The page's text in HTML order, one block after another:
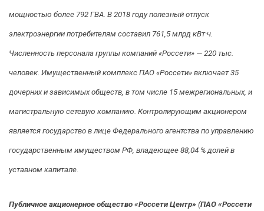
мощностью более 792 ГВА. В 2018 году полезный отпуск
электроэнергии потребителям составил 761,5 млрд кВт·ч.
Численность персонала группы компаний «Россети» — 220 тыс.
человек. Имущественный комплекс ПАО «Россети» включает 35
дочерних и зависимых обществ, в том числе 15 межрегиональных, и
магистральную сетевую компанию. Контролирующим акционером
является государство в лице Федерального агентства по управлению
государственным имуществом РФ, владеющее 88,04 % долей в
уставном капитале.
Публичное акционерное общество «Россети Центр» (ПАО «Россети